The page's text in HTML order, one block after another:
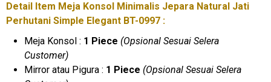
Detail Item Meja Konsol Minimalis Jepara Natural Jati
Perhutani Simple Elegant BT-0997 :
Meja Konsol : 1 Piece (Opsional Sesuai Selera
Customer)
Mirror atau Pigura : 1 Piece (Opsional Sesuai Selera